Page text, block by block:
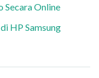
Secara Online
HP Samsung